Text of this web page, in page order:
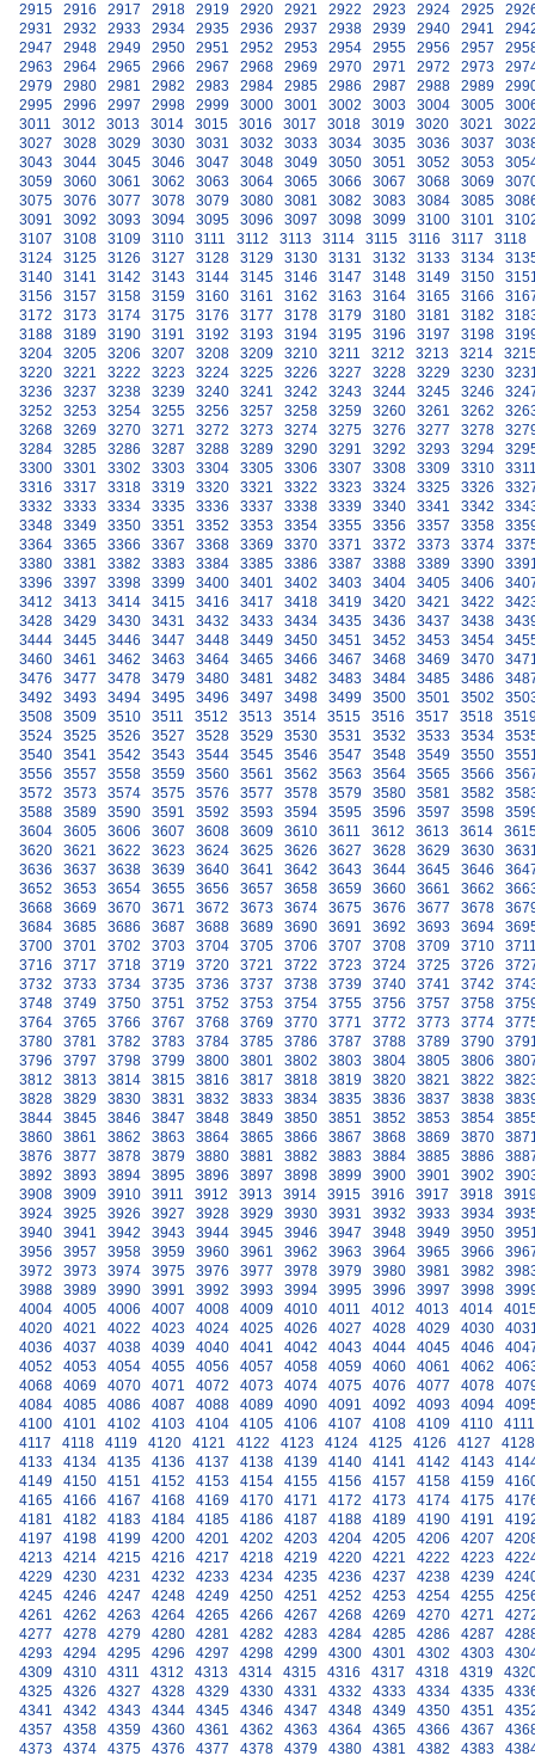
2915
2916 2917 2918 2919 2920 2921 2922 2923 2924 2925
2931
2932 2933 2934 2935 2936 2937 2938 2939 2940 2941
2947
2948 2949 2950 2951 2952 2953 2954 2955 2956 2957
2963
2964 2965 2966 2967 2968 2969 2970 2971 2972 2973
2979
2980 2981 2982 2983 2984 2985 2986 2987 2988 2989
2995
2996 2997 2998 2999 3000 3001 3002 3003 3004 3005
3011
3012 3013 3014 3015 3016 3017 3018 3019 3020 3021
3027
3028 3029 3030 3031 3032 3033 3034 3035 3036 3037
3043
3044 3045 3046 3047 3048 3049 3050 3051 3052 3053
3059
3060 3061 3062 3063 3064 3065 3066 3067 3068 3069
3075
3076 3077 3078 3079 3080 3081 3082 3083 3084 3085
3091
3092 3093 3094 3095 3096 3097 3098 3099 3100 3101
3107
3108 3109 3110 3111 3112 3113 3114 3115 3116 3117
3118
3124
3125 3126 3127 3128 3129 3130 3131 3132 3133 3134
3140
3141 3142 3143 3144 3145 3146 3147 3148 3149 3150
3156
3157 3158 3159 3160 3161 3162 3163 3164 3165 3166
3172
3173 3174 3175 3176 3177 3178 3179 3180 3181 3182
3188
3189 3190 3191 3192 3193 3194 3195 3196 3197 3198
3204
3205 3206 3207 3208 3209 3210 3211 3212 3213 3214
3220
3221 3222 3223 3224 3225 3226 3227 3228 3229 3230
3236
3237 3238 3239 3240 3241 3242 3243 3244 3245 3246
3252
3253 3254 3255 3256 3257 3258 3259 3260 3261 3262
3268
3269 3270 3271 3272 3273 3274 3275 3276 3277 3278
3284
3285 3286 3287 3288 3289 3290 3291 3292 3293 3294
3300
3301 3302 3303 3304 3305 3306 3307 3308 3309 3310
3316
3317 3318 3319 3320 3321 3322 3323 3324 3325 3326
3332
3333 3334 3335 3336 3337 3338 3339 3340 3341 3342
3348
3349 3350 3351 3352 3353 3354 3355 3356 3357 3358
3364
3365 3366 3367 3368 3369 3370 3371 3372 3373 3374
3380
3381 3382 3383 3384 3385 3386 3387 3388 3389 3390
3396
3397 3398 3399 3400 3401 3402 3403 3404 3405 3406
3412
3413 3414 3415 3416 3417 3418 3419 3420 3421 3422
3428
3429 3430 3431 3432 3433 3434 3435 3436 3437 3438
3444
3445 3446 3447 3448 3449 3450 3451 3452 3453 3454
3460
3461 3462 3463 3464 3465 3466 3467 3468 3469 3470
3476
3477 3478 3479 3480 3481 3482 3483 3484 3485 3486
3492
3493 3494 3495 3496 3497 3498 3499 3500 3501 3502
3508
3509 3510 3511 3512 3513 3514 3515 3516 3517 3518
3524
3525 3526 3527 3528 3529 3530 3531 3532 3533 3534
3540
3541 3542 3543 3544 3545 3546 3547 3548 3549 3550
3556
3557 3558 3559 3560 3561 3562 3563 3564 3565 3566
3572
3573 3574 3575 3576 3577 3578 3579 3580 3581 3582
3588
3589 3590 3591 3592 3593 3594 3595 3596 3597 3598
3604
3605 3606 3607 3608 3609 3610 3611 3612 3613 3614
3620
3621 3622 3623 3624 3625 3626 3627 3628 3629 3630
3636
3637 3638 3639 3640 3641 3642 3643 3644 3645 3646
3652
3653 3654 3655 3656 3657 3658 3659 3660 3661 3662
3668
3669 3670 3671 3672 3673 3674 3675 3676 3677 3678
3684
3685 3686 3687 3688 3689 3690 3691 3692 3693 3694
3700
3701 3702 3703 3704 3705 3706 3707 3708 3709 3710
3716
3717 3718 3719 3720 3721 3722 3723 3724 3725 3726
3732
3733 3734 3735 3736 3737 3738 3739 3740 3741 3742
3748
3749 3750 3751 3752 3753 3754 3755 3756 3757 3758
3764
3765 3766 3767 3768 3769 3770 3771 3772 3773 3774
3780
3781 3782 3783 3784 3785 3786 3787 3788 3789 3790
3796
3797 3798 3799 3800 3801 3802 3803 3804 3805 3806
3812
3813 3814 3815 3816 3817 3818 3819 3820 3821 3822
3828
3829 3830 3831 3832 3833 3834 3835 3836 3837 3838
3844
3845 3846 3847 3848 3849 3850 3851 3852 3853 3854
3860
3861 3862 3863 3864 3865 3866 3867 3868 3869 3870
3876
3877 3878 3879 3880 3881 3882 3883 3884 3885 3886
3892
3893 3894 3895 3896 3897 3898 3899 3900 3901 3902
3908
3909 3910 3911 3912 3913 3914 3915 3916 3917 3918
3924
3925 3926 3927 3928 3929 3930 3931 3932 3933 3934
3940
3941 3942 3943 3944 3945 3946 3947 3948 3949 3950
3956
3957 3958 3959 3960 3961 3962 3963 3964 3965 3966
3972
3973 3974 3975 3976 3977 3978 3979 3980 3981 3982
3988
3989 3990 3991 3992 3993 3994 3995 3996 3997 3998
4004
4005 4006 4007 4008 4009 4010 4011 4012 4013 4014
4020
4021 4022 4023 4024 4025 4026 4027 4028 4029 4030
4036
4037 4038 4039 4040 4041 4042 4043 4044 4045 4046
4052
4053 4054 4055 4056 4057 4058 4059 4060 4061 4062
4068
4069 4070 4071 4072 4073 4074 4075 4076 4077 4078
4084
4085 4086 4087 4088 4089 4090 4091 4092 4093 4094
4100
4101 4102 4103 4104 4105 4106 4107 4108 4109 4110
4111
4117
4118 4119 4120 4121 4122 4123 4124 4125 4126 4127
4128
4133
4134 4135 4136 4137 4138 4139 4140 4141 4142 4143
4149
4150 4151 4152 4153 4154 4155 4156 4157 4158 4159
4165
4166 4167 4168 4169 4170 4171 4172 4173 4174 4175
4181
4182 4183 4184 4185 4186 4187 4188 4189 4190 4191
4197
4198 4199 4200 4201 4202 4203 4204 4205 4206 4207
4213
4214 4215 4216 4217 4218 4219 4220 4221 4222 4223
4229
4230 4231 4232 4233 4234 4235 4236 4237 4238 4239
4245
4246 4247 4248 4249 4250 4251 4252 4253 4254 4255
4261
4262 4263 4264 4265 4266 4267 4268 4269 4270 4271
4277
4278 4279 4280 4281 4282 4283 4284 4285 4286 4287
4293
4294 4295 4296 4297 4298 4299 4300 4301 4302 4303
4309
4310 4311 4312 4313 4314 4315 4316 4317 4318 4319
4325
4326 4327 4328 4329 4330 4331 4332 4333 4334 4335
4341
4342 4343 4344 4345 4346 4347 4348 4349 4350 4351
4357
4358 4359 4360 4361 4362 4363 4364 4365 4366 4367
4373
4374 4375 4376 4377 4378 4379 4380 4381 4382 4383